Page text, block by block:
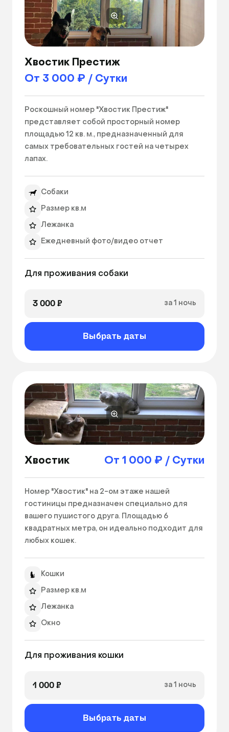
Хвостик Престиж
От 3 000 ₽ / Сутки
Роскошный номер "Хвостик Престиж"
представляет собой просторный номер
площадью 12 кв. м., предназначенный для
самых требовательных гостей на четырех
лапах.
питомец будет окружен атмосферой роскоши
и уюта. Большая площадь позволяет вашему
питомцу свободно перемещаться и
активного времяпрепровождения вашего
питомца в номере предусмотрена
специальная зона с игрушками различных
и потребностей вашего питомца.
В новогодние и праздничные дни на
заселение питомцев действует повышенный
Собаки
Размер кв.м
Лежанка
Ежедневный фото/видео отчет
Окно
Для проживания собаки
3 000 ₽ за 1 ночь
Выбрать даты
Хвостик От 1 000 ₽ / Сутки
Номер "Хвостик" на 2-ом этаже нашей
гостиницы предназначен специально для
вашего пушистого друга. Площадью 6
квадратных метра, он идеально подходит для
любых кошек.
удобств, созданных для комфорта вашего
любимца. Мягкая и уютная кровать с подушкой
и одеялом, позволит вашему питомцу
окно обеспечит свежий воздух и возможность
вашему питомцу наблюдать за происходящим
за его пределами.
заселение питомцев действует повышенный
Кошки
Размер кв.м
Лежанка
Окно
Ежедневный фото/видео отчет
Для проживания кошки
1 000 ₽ за 1 ночь
Выбрать даты